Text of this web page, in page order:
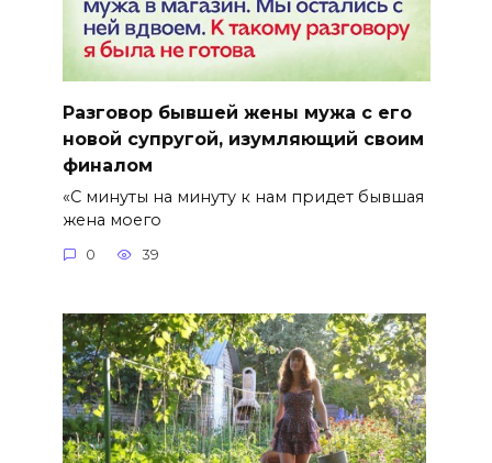
Разговор бывшей жены мужа с его
новой супругой, изумляющий своим
финалом
«С минуты на минуту к нам придет бывшая
жена моего
0 39